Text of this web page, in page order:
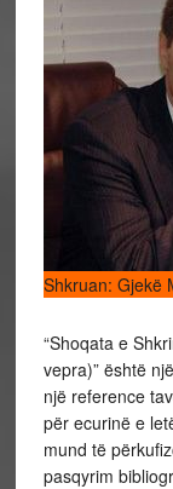
Shkruan: Gjekë
“Shoqata e
vepra)” është
një reference
për ecurinë e
mund të
pasqyrim